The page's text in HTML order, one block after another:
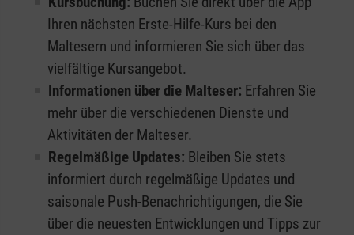
Ihren nächsten Erste-Hilfe-Kurs bei den
Maltesern und informieren Sie sich über das
vielfältige Kursangebot.
Informationen über die Malteser: Erfahren Sie
mehr über die verschiedenen Dienste und
Aktivitäten der Malteser.
Regelmäßige Updates: Bleiben Sie stets
informiert durch regelmäßige Updates und
saisonale Push-Benachrichtigungen, die Sie
über die neuesten Entwicklungen und Tipps zur